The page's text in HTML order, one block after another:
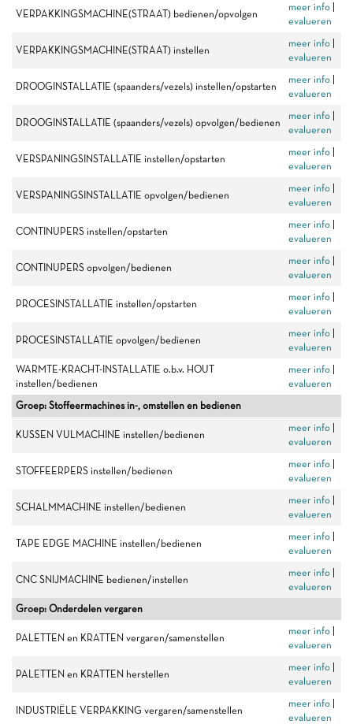
VERPAKKINGSMACHINE(STRAAT) bedienen/opvolgen
meer info
evalueren
VERPAKKINGSMACHINE(STRAAT) instellen
meer info
evalueren
DROOGINSTALLATIE (spaanders/vezels) instellen/opstarten
meer info
evalueren
DROOGINSTALLATIE (spaanders/vezels) opvolgen/bedienen
meer info
evalueren
VERSPANINGSINSTALLATIE instellen/opstarten
meer info
evalueren
VERSPANINGSINSTALLATIE opvolgen/bedienen
meer info
evalueren
CONTINUPERS instellen/opstarten
meer info
evalueren
CONTINUPERS opvolgen/bedienen
meer info
evalueren
PROCESINSTALLATIE instellen/opstarten
meer info
evalueren
PROCESINSTALLATIE opvolgen/bedienen
meer info
evalueren
WARMTE-KRACHT-INSTALLATIE o.b.v. HOUT
instellen/bedienen
meer info
evalueren
Groep: Stoffeermachines in-, omstellen en bedienen
KUSSEN VULMACHINE instellen/bedienen
meer info
evalueren
STOFFEERPERS instellen/bedienen
meer info
evalueren
SCHALMMACHINE instellen/bedienen
meer info
evalueren
TAPE EDGE MACHINE instellen/bedienen
meer info
evalueren
CNC SNIJMACHINE bedienen/instellen
meer info
evalueren
Groep: Onderdelen vergaren
PALETTEN en KRATTEN vergaren/samenstellen
meer info
evalueren
PALETTEN en KRATTEN herstellen
meer info
evalueren
INDUSTRIËLE VERPAKKING vergaren/samenstellen
meer info
evalueren